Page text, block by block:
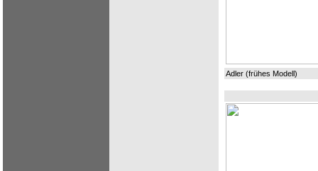
Adler (frühes Modell)